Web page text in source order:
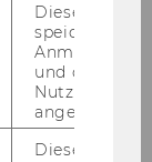
Fi­nanz­
2005
Dieses Cookie
speichert
und ob sich
Nutzer*in
angemeldet
Dieses